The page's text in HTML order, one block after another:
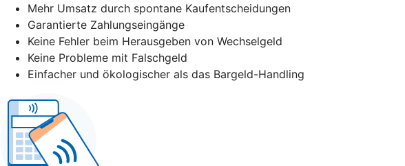
Mehr Umsatz durch spontane Kaufentscheidungen
Garantierte Zahlungseingänge
Keine Fehler beim Herausgeben von Wechselgeld
Keine Probleme mit Falschgeld
Einfacher und ökologischer als das Bargeld-Handling